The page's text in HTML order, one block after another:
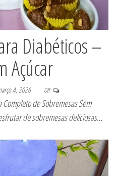
Diabéticos –
Açúcar
4, 2026 Off
de Sobremesas Sem
de sobremesas deliciosas…